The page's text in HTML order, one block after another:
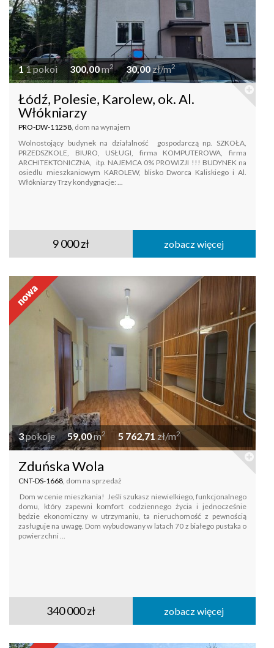
11 pokoi 300,00m2 30,00zł/m2
Łódź, Polesie, Karolew, ok. Al.
Włókniarzy
PRO-DW-11258, dom na wynajem
Wolnostojący budynek na działalność gospodarczą np. SZKOŁA,
PRZEDSZKOLE, BIURO, USŁUGI, firma KOMPUTEROWA, firma
ARCHITEKTONICZNA, itp. NAJEMCA 0% PROWIZJI !!! BUDYNEK na
osiedlu mieszkaniowym KAROLEW, blisko Dworca Kaliskiego i Al.
Włókniarzy Trzy kondygnacje: ...
9 000 zł zobacz więcej
3pokoje 59,00m2 5 762,71 zł/m2
Zduńska Wola
CNT-DS-1668, dom na sprzedaż
Dom w cenie mieszkania! Jeśli szukasz niewielkiego, funkcjonalnego
domu, który zapewni komfort codziennego życia i jednocześnie
będzie ekonomiczny w utrzymaniu, ta nieruchomość z pewnością
zasługuje na uwagę. Dom wybudowany w latach 70 z białego pustaka o
powierzchni ...
340 000 zł zobacz więcej